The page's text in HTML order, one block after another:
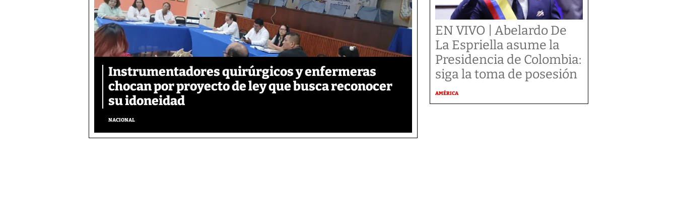
Instrumentadores quirúrgicos y enfermeras
chocan por proyecto de ley que busca reconocer
su idoneidad
NACIONAL
EN VIVO | Abelardo De
La Espriella asume la
Presidencia de Colombia:
siga la toma de posesión
AMÉRICA